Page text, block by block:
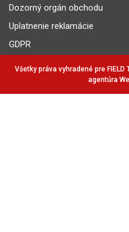
Dozorný orgán obchodu
Uplatnenie reklamácie
GDPR
Všetky práva vyhradené pre FIELD
agentúra